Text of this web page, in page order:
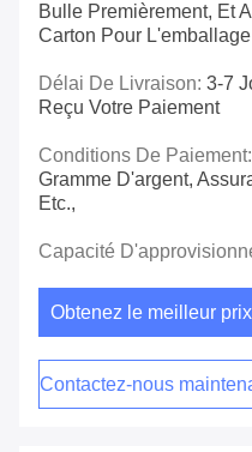
Bulle Premièrement, Et
Carton Pour
Délai De Livraison: 3-7
Reçu Votre Paiement
Conditions De Paiement:
Gramme D'argent,
Etc.,
Capacité
Obtenez le meilleur prix
Contactez-nous